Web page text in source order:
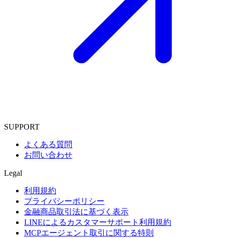
SUPPORT
よくある質問
お問い合わせ
Legal
利用規約
プライバシーポリシー
金融商品取引法に基づく表示
LINEによるカスタマーサポート利用規約
MCPエージェント取引に関する特則